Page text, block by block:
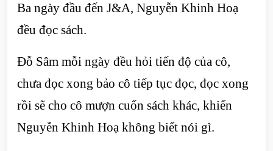
Ba ngày đầu đến J&A, Nguyễn Khinh Hoạ
đều đọc sách.
Đỗ Sâm mỗi ngày đều hỏi tiến độ của cô,
chưa đọc xong bảo cô tiếp tục đọc, đọc xong
rồi sẽ cho cô mượn cuốn sách khác, khiến
Nguyễn Khinh Hoạ không biết nói gì.